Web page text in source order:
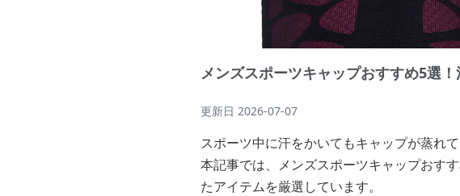
メンズスポーツキャップおすすめ5選
更新日 2026-07-07
スポーツ中に汗をかいてもキャップが蒸れ
本記事では、メンズスポーツキャップおす
たアイテムを厳選しています。